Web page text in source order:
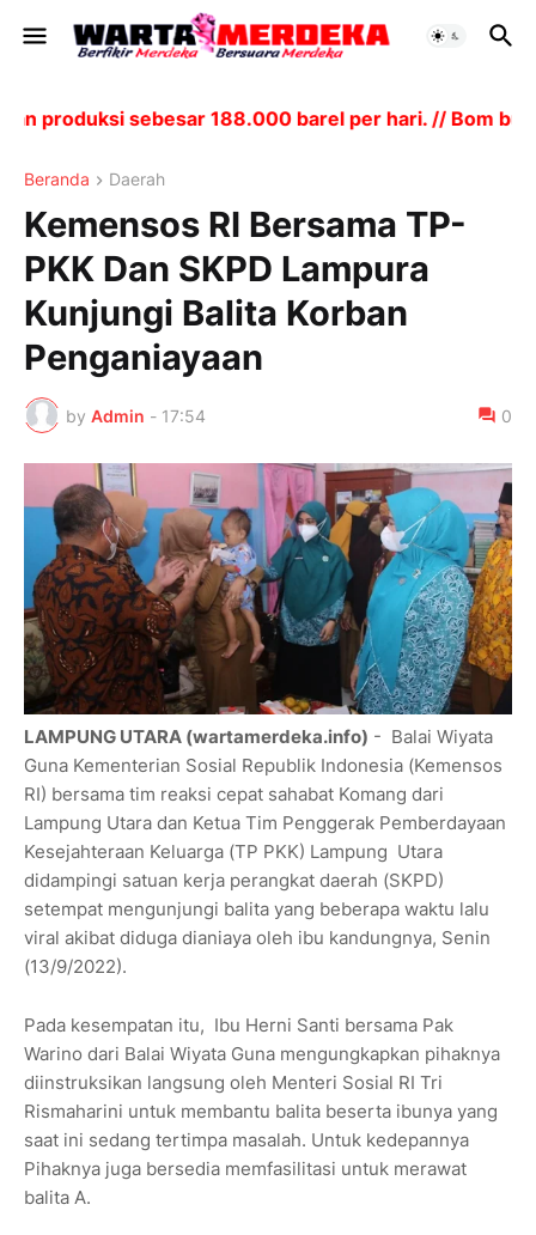
sebesar 188.000 barel per hari. // Bom
Beranda Daerah
Kemensos RI Bersama TP-
PKK Dan SKPD Lampura
Kunjungi Balita Korban
Penganiayaan
by Admin - 17:54 0
LAMPUNG UTARA (wartamerdeka.info) - Balai Wiyata
Guna Kementerian Sosial Republik Indonesia (Kemensos
RI) bersama tim reaksi cepat sahabat Komang dari
Lampung Utara dan Ketua Tim Penggerak Pemberdayaan
Kesejahteraan Keluarga (TP PKK) Lampung Utara
didampingi satuan kerja perangkat daerah (SKPD)
setempat mengunjungi balita yang beberapa waktu lalu
viral akibat diduga dianiaya oleh ibu kandungnya, Senin
(13/9/2022).
Pada kesempatan itu, Ibu Herni Santi bersama Pak
Warino dari Balai Wiyata Guna mengungkapkan pihaknya
diinstruksikan langsung oleh Menteri Sosial RI Tri
Rismaharini untuk membantu balita beserta ibunya yang
saat ini sedang tertimpa masalah. Untuk kedepannya
Pihaknya juga bersedia memfasilitasi untuk merawat
balita A.